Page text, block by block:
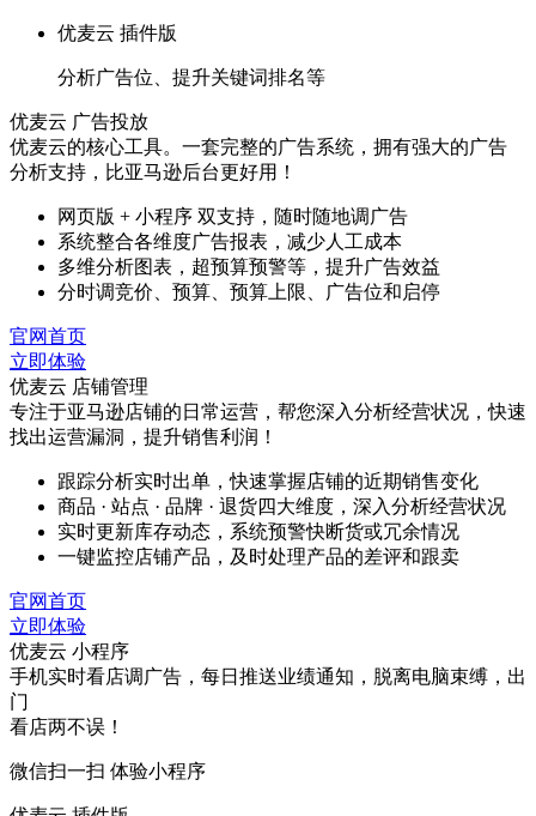
优麦云 插件版
分析广告位、提升关键词排名等
优麦云 广告投放
优麦云的核心工具。一套完整的广告系统，拥有强大的广告
分析支持，比亚马逊后台更好用！
网页版 + 小程序 双支持，随时随地调广告
系统整合各维度广告报表，减少人工成本
多维分析图表，超预算预警等，提升广告效益
分时调竞价、预算、预算上限、广告位和启停
官网首页
立即体验
优麦云 店铺管理
专注于亚马逊店铺的日常运营，帮您深入分析经营状况，快速
找出运营漏洞，提升销售利润！
跟踪分析实时出单，快速掌握店铺的近期销售变化
商品 · 站点 · 品牌 · 退货四大维度，深入分析经营状况
实时更新库存动态，系统预警快断货或冗余情况
一键监控店铺产品，及时处理产品的差评和跟卖
官网首页
立即体验
优麦云 小程序
手机实时看店调广告，每日推送业绩通知，脱离电脑束缚，出
门
看店两不误！
微信扫一扫 体验小程序